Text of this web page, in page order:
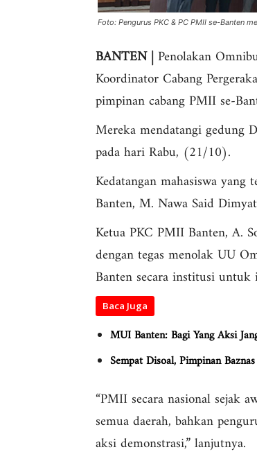
Foto: Pengurus PKC & PC PMII se-Banten
BANTEN | Penolakan
Koordinator Cabang
pimpinan cabang PMII se-
Mereka mendatangi gedung
pada hari Rabu, (21/10).
Kedatangan mahasiswa
Banten, M. Nawa Said
Ketua PKC PMII Banten, A.
dengan tegas menolak UU
Banten secara institusi
Baca Juga
MUI Banten: Bagi Yang Aksi
Sempat Disoal, Pimpinan
“PMII secara nasional sejak
semua daerah, bahkan
aksi demonstrasi,” lanjutnya.